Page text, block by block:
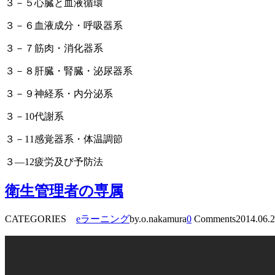
３－５心臓と血液循環
３－６血液成分・呼吸器系
３－７筋肉・消化器系
３－８肝臓・腎臓・泌尿器系
３－９神経系・内分泌系
３－10代謝系
３－11感覚器系・体温調節
３―12疲労及び予防法
衛生管理者の専属
CATEGORIES eラーニングby.o.nakamura0 Comments